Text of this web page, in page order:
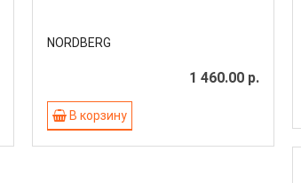
NORDBERG
1 460.00 р.
В корзину